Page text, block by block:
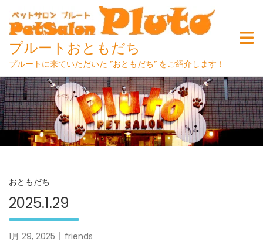
Skip
to
content
プルートおともだち
プルートに来ていただいた ”おともだち” をご紹介します！
おともだち
2025.1.29
1月 29, 2025 friends